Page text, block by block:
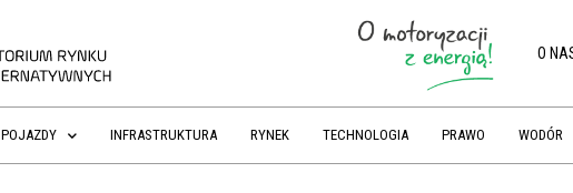
O
POJAZDY INFRASTRUKTURA RYNEK TECHNOLOGIA PRAWO WODÓR